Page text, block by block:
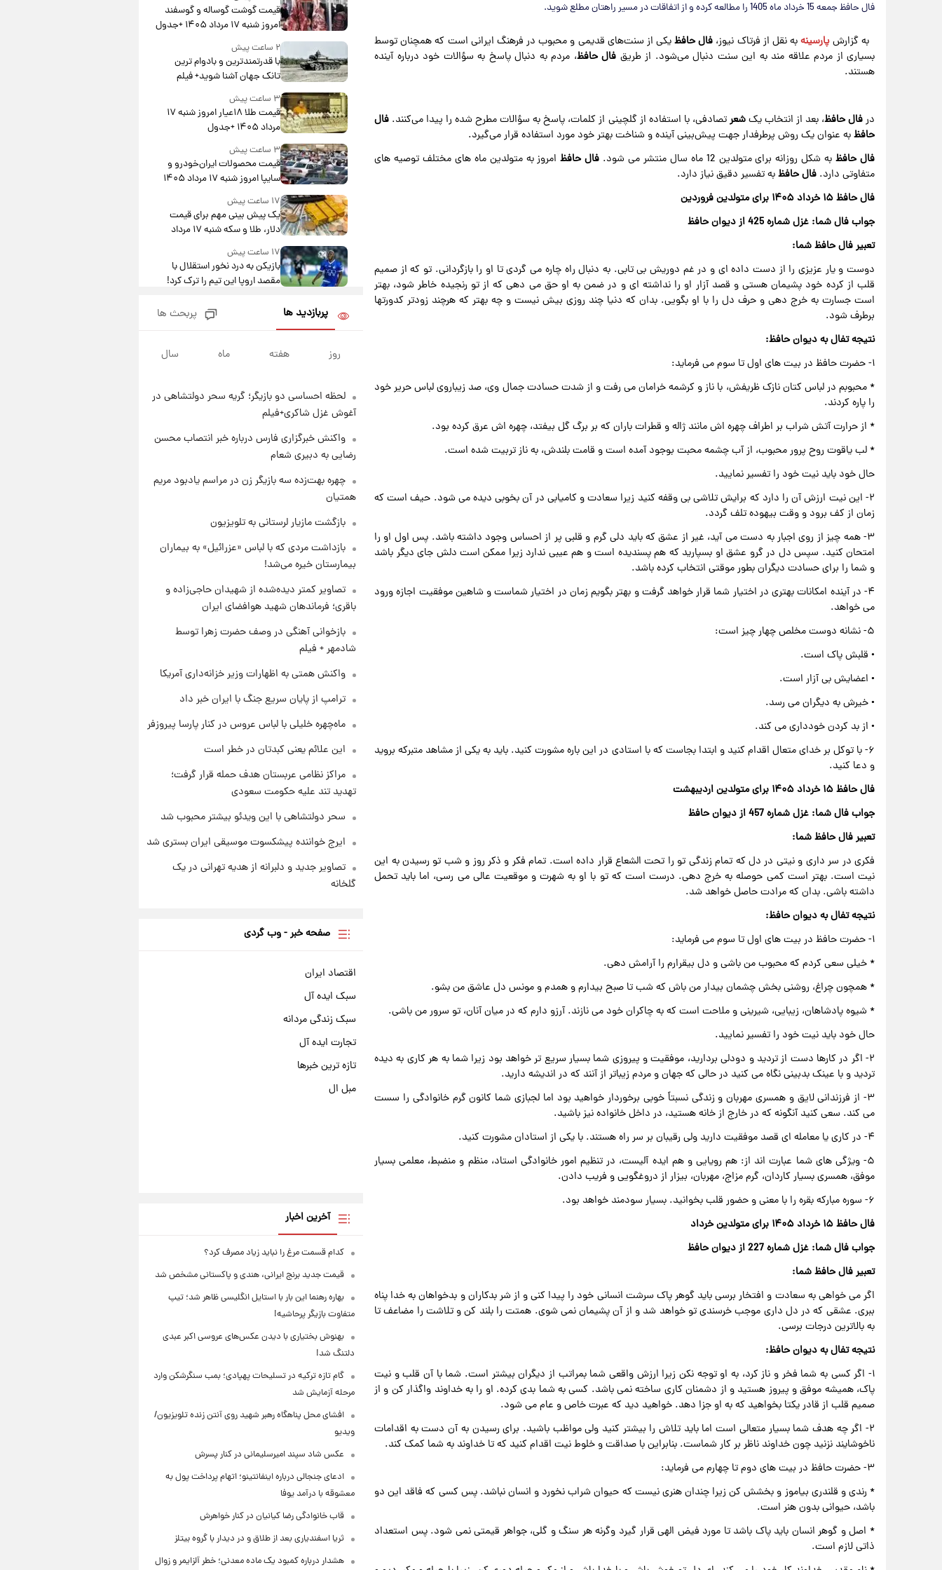
فال حافظ جمعه 15 خرداد ماه 1405 را مطالعه کرده و از اتفاقات در مسیر راهتان مطلع شوید.
به گزارش پارسینهبه نقل از فرتاک نیوز، فال حافظیکی از سنت‌های قدیمی و محبوب در فرهنگ ایرانی است که همچنان توسط
بسیاری از مردم علاقه مند به این سنت دنبال می‌شود. از طریق فال حافظ، مردم به دنبال پاسخ به سؤالات خود درباره آینده
هستند.
درفال حافظ، بعد از انتخاب یکشعرتصادفی، با استفاده از گلچینی از کلمات، پاسخ به سؤالات مطرح شده را پیدا می‌کنند. فال
حافظبه عنوان یک روش پرطرفدار جهت پیش‌بینی آینده و شناخت بهتر خود مورد استفاده قرار می‌گیرد.
فال حافظبه شکل روزانه برای متولدین 12 ماه سال منتشر می شود. فال حافظامروز به متولدین ماه های مختلف توصیه های
متفاوتی دارد. فال حافظبه تفسیر دقیق نیاز دارد.
فال حافظ ۱۵ خرداد ۱۴۰۵ برای متولدین فروردین
جواب فال شما: غزل شماره 425 از دیوان حافظ
تعبیر فال حافظ شما:
دوست و یار عزیزی را از دست داده ای و در غم دوریش بی تابی. به دنبال راه چاره می گردی تا او را بازگردانی. تو که از صمیم
قلب از کرده خود پشیمان هستی و قصد آزار او را نداشته ای و در ضمن به او حق می دهی که از تو رنجیده خاطر شود، بهتر
است جسارت به خرج دهی و حرف دل را با او بگویی. بدان که دنیا چند روزی بیش نیست و چه بهتر که هرچند زودتر کدورتها
برطرف شود.
نتیجه تفال به دیوان حافظ:
۱- حضرت حافظ در بیت های اول تا سوم می فرماید:
* محبوبم در لباس کتان نازک ظریفش، با ناز و کرشمه خرامان می رفت و از شدت حسادت جمال وی، صد زیباروی لباس حریر خود
را پاره کردند.
* از حرارت آتش شراب بر اطراف چهره اش مانند ژاله و قطرات باران که بر برگ گل بیفتد، چهره اش عرق کرده بود.
* لب یاقوت روح پرور محبوب، از آب چشمه محبت بوجود آمده است و قامت بلندش، به ناز تربیت شده است.
حال خود باید نیت خود را تفسیر نمایید.
۲- این نیت ارزش آن را دارد که برایش تلاشی بی وقفه کنید زیرا سعادت و کامیابی در آن بخوبی دیده می شود. حیف است که
زمان از کف برود و وقت بیهوده تلف گردد.
۳- همه چیز از روی اجبار به دست می آید، غیر از عشق که باید دلی گرم و قلبی پر از احساس وجود داشته باشد. پس اول او را
امتحان کنید. سپس دل در گرو عشق او بسپارید که هم پسندیده است و هم عیبی ندارد زیرا ممکن است دلش جای دیگر باشد
و شما را برای حسادت دیگران بطور موقتی انتخاب کرده باشد.
۴- در آینده امکانات بهتری در اختیار شما قرار خواهد گرفت و بهتر بگویم زمان در اختیار شماست و شاهین موفقیت اجازه ورود
می خواهد.
۵- نشانه دوست مخلص چهار چیز است:
• قلبش پاک است.
• اعضایش بی آزار است.
• خیرش به دیگران می رسد.
• از بد کردن خودداری می کند.
۶- با توکل بر خدای متعال اقدام کنید و ابتدا بجاست که با استادی در این باره مشورت کنید. باید به یکی از مشاهد متبرکه بروید
و دعا کنید.
فال حافظ ۱۵ خرداد ۱۴۰۵ برای متولدین اردیبهشت
جواب فال شما: غزل شماره 457 از دیوان حافظ
تعبیر فال حافظ شما:
فکری در سر داری و نیتی در دل که تمام زندگی تو را تحت الشعاع قرار داده است. تمام فکر و ذکر روز و شب تو رسیدن به این
نیت است. بهتر است کمی حوصله به خرج دهی. درست است که تو با او به شهرت و موقعیت عالی می رسی، اما باید تحمل
داشته باشی. بدان که مرادت حاصل خواهد شد.
نتیجه تفال به دیوان حافظ:
۱- حضرت حافظ در بیت های اول تا سوم می فرماید:
* خیلی سعی کردم که محبوب من باشی و دل بیقرارم را آرامش دهی.
* همچون چراغ، روشنی بخش چشمان بیدار من باش که شب تا صبح بیدارم و همدم و مونس دل عاشق من بشو.
* شیوه پادشاهان، زیبایی، شیرینی و ملاحت است که به چاکران خود می نازند. آرزو دارم که در میان آنان، تو سرور من باشی.
حال خود باید نیت خود را تفسیر نمایید.
۲- اگر در کارها دست از تردید و دودلی بردارید، موفقیت و پیروزی شما بسیار سریع تر خواهد بود زیرا شما به هر کاری به دیده
تردید و با عینک بدبینی نگاه می کنید در حالی که جهان و مردم زیباتر از آنند که در اندیشه دارید.
۳- از فرزندانی لایق و همسری مهربان و زندگی نسبتاً خوبی برخوردار خواهید بود اما لجبازی شما کانون گرم خانوادگی را سست
می کند. سعی کنید آنگونه که در خارج از خانه هستید، در داخل خانواده نیز باشید.
۴- در کاری یا معامله ای قصد موفقیت دارید ولی رقیبان بر سر راه هستند. با یکی از استادان مشورت کنید.
۵- ویژگی های شما عبارت اند از: هم رویایی و هم ایده آلیست، در تنظیم امور خانوادگی استاد، منظم و منضبط، معلمی بسیار
موفق، همسری بسیار کاردان، گرم مزاج، مهربان، بیزار از دروغگویی و فریب دادن.
۶- سوره مبارکه بقره را با معنی و حضور قلب بخوانید. بسیار سودمند خواهد بود.
فال حافظ ۱۵ خرداد ۱۴۰۵ برای متولدین خرداد
جواب فال شما: غزل شماره 227 از دیوان حافظ
تعبیر فال حافظ شما:
اگر می خواهی به سعادت و افتخار برسی باید گوهر پاک سرشت انسانی خود را پیدا کنی و از شر بدکاران و بدخواهان به خدا پناه
ببری. عشقی که در دل داری موجب خرسندی تو خواهد شد و از آن پشیمان نمی شوی. همتت را بلند کن و تلاشت را مضاعف تا
به بالاترین درجات برسی.
نتیجه تفال به دیوان حافظ:
۱- اگر کسی به شما فخر و ناز کرد، به او توجه نکن زیرا ارزش واقعی شما بمراتب از دیگران بیشتر است. شما با آن قلب و نیت
پاک، همیشه موفق و پیروز هستید و از دشمنان کاری ساخته نمی باشد. کسی به شما بدی کرده. او را به خداوند واگذار کن و از
صمیم قلب از قادر یکتا بخواهید که به او جزا دهد. خواهید دید که عبرت خاص و عام می شود.
۲- اگر چه هدف شما بسیار متعالی است اما باید تلاش را بیشتر کنید ولی مواظب باشید. برای رسیدن به آن دست به اقدامات
ناخوشایند نزنید چون خداوند ناظر بر کار شماست. بنابراین با صداقت و خلوط نیت اقدام کنید که تا خداوند به شما کمک کند.
۳- حضرت حافظ در بیت های دوم تا چهارم می فرماید:
* رندی و قلندری بیاموز و بخشش کن زیرا چندان هنری نیست که حیوان شراب نخورد و انسان نباشد. پس کسی که فاقد این دو
باشد، حیوانی بدون هنر است.
* اصل و گوهر انسان باید پاک باشد تا مورد فیض الهی قرار گیرد وگرنه هر سنگ و گلی، جواهر قیمتی نمی شود. پس استعداد
ذاتی لازم است.
قیمت گوشت گوساله و گوسفند
امروز شنبه ۱۷ مرداد ۱۴۰۵ +جدول
۲ ساعت پیش
با قدرتمندترین و بادوام ترین
تانک جهان آشنا شوید+ فیلم
۳ ساعت پیش
قیمت طلا ۱۸عیار امروز شنبه ۱۷
مرداد ۱۴۰۵ +جدول
۳ ساعت پیش
قیمت محصولات ایران‌خودرو و
سایپا امروز شنبه ۱۷ مرداد ۱۴۰۵
۱۷ ساعت پیش
یک پیش ‌بینی مهم برای قیمت
دلار، طلا و سکه شنبه ۱۷ مرداد
۱۴۰۵
۱۷ ساعت پیش
بازیکن به درد نخور استقلال با
مقصد اروپا این تیم را ترک کرد!
تصاویر کمتر دیده‌شده از شهیدان
حاجی‌زاده و باقری؛ فرماندهان
شهید هوافضای ایران
۱ روز پیش
منتشر شد
۱ روز پیش
جدول قیمت ایران‌خودرو امروز
جمعه ۱۶ مرداد؛ قیمت‌ها تغییر کرد
۱ روز پیش
مرداد ۱۴۰۵ +جدول
پربازدید ها پربحث ها
روز هفته ماه سال
لحظه احساسی دو بازیگر؛ گریه سحر دولتشاهی در
آغوش غزل شاکری+فیلم
واکنش خبرگزاری فارس درباره خبر انتصاب محسن
رضایی به دبیری شعام
چهره بهت‌زده سه بازیگر زن در مراسم یادبود مریم
همتیان
بازگشت مازیار لرستانی به تلویزیون
بازداشت مردی که با لباس «عزرائیل» به بیماران
بیمارستان خیره می‌شد!
تصاویر کمتر دیده‌شده از شهیدان حاجی‌زاده و
باقری؛ فرماندهان شهید هوافضای ایران
بازخوانی آهنگی در وصف حضرت زهرا توسط
شادمهر + فیلم
واکنش همتی به اظهارات وزیر خزانه‌داری آمریکا
ترامپ از پایان سریع جنگ با ایران خبر داد
ماه‌چهره خلیلی با لباس عروس در کنار پارسا پیروزفر
این علائم یعنی کبدتان در خطر است
مراکز نظامی عربستان هدف حمله قرار گرفت؛
تهدید تند علیه حکومت سعودی
سحر دولتشاهی با این ویدئو بیشتر محبوب شد
ایرج خواننده پیشکسوت موسیقی ایران بستری شد
تصاویر جدید و دلبرانه از هدیه تهرانی در یک
گلخانه
صفحه خبر - وب گردی
اقتصاد ایران
سبک ایده آل
سبک زندگی مردانه
تجارت ایده آل
تازه ترین خبرها
مبل ال
آخرین اخبار
کدام قسمت مرغ را نباید زیاد مصرف کرد؟
قیمت جدید برنج ایرانی، هندی و پاکستانی مشخص شد
بهاره رهنما این بار با استایل انگلیسی ظاهر شد؛ تیپ
متفاوت بازیگر پرحاشیه!
بهنوش بختیاری با دیدن عکس‌های عروسی اکبر عبدی
دلتنگ شد!
گام تازه ترکیه در تسلیحات پهپادی؛ بمب سنگرشکن وارد
مرحله آزمایش شد
افشای محل پناهگاه‌ رهبر شهید روی آنتن زنده تلویزیون/
ویدیو
عکس شاد سپند امیرسلیمانی در کنار پسرش
ادعای جنجالی درباره اینفانتینو؛ اتهام پرداخت پول به
معشوقه با درآمد یوفا
قاب خانوادگی رضا کیانیان در کنار خواهرش
ثریا اسفندیاری بعد از طلاق و در دیدار با گروه بیتلز
هشدار درباره کمبود یک ماده معدنی؛ خطر آلزایمر و زوال